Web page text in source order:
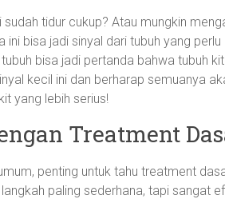
tidur cukup? Atau mungkin
ini bisa jadi sinyal dari tubuh yang
bisa jadi pertanda bahwa tubuh
kecil ini dan berharap semuanya
yang lebih serius!
Treatment
penting untuk tahu treatment
paling sederhana, tapi sangat